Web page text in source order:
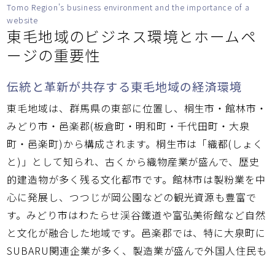
Tomo Region's business environment and the importance of a
website
東毛地域のビジネス環境とホームペ
ージの重要性
伝統と革新が共存する東毛地域の経済環境
東毛地域は、群馬県の東部に位置し、桐生市・館林市・
みどり市・邑楽郡(板倉町・明和町・千代田町・大泉
町・邑楽町)から構成されます。桐生市は「織都(しょく
と)」として知られ、古くから織物産業が盛んで、歴史
的建造物が多く残る文化都市です。館林市は製粉業を中
心に発展し、つつじが岡公園などの観光資源も豊富で
す。みどり市はわたらせ渓谷鐵道や富弘美術館など自然
と文化が融合した地域です。邑楽郡では、特に大泉町に
SUBARU関連企業が多く、製造業が盛んで外国人住民も